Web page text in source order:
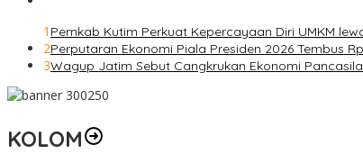
1 Pemkab Kutim Perkuat Kepercayaan Diri UMKM
2Perputaran Ekonomi Piala Presiden 2026 Tembus
3Wagup Jatim Sebut Cangkrukan Ekonomi
KOLOM